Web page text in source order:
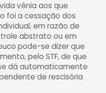
vênia aos que
foi a cessação dos
em razão de
abstrato ou em
pode-se dizer que
pelo STF, de que
dá automaticamente
de rescisória